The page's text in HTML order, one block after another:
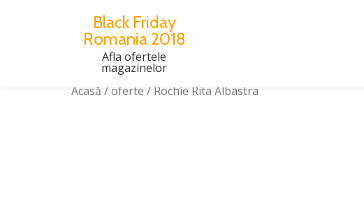
Black Friday
Romania 2018
Afla ofertele
magazinelor
Acasă /oferte / Rochie Rita Albastra